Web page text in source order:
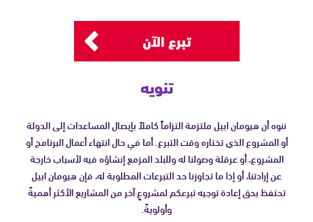
تبرع الآن
تنويه
ننوه أن هيومان ابيل ملتزمة التزاماً كاملاً بإيصال المساعدات إلى الدولة
أو المشروع الذي تختاره وقت التبرع. أما في حال انتهاء أعمال البرنامج أو
المشروع، أو عرقلة وصولنا له وللبلد المزمع إنشاؤه فيه لأسباب خارجة
عن إرادتنا، أو إذا ما تجاوزنا حد التبرعات المطلوبة له، فإن هيومان ابيل
تحتفظ بحق إعادة توجيه تبرعكم لمشروعٍ آخر من المشاريع الأكثر أهميةً
وأولويةً.